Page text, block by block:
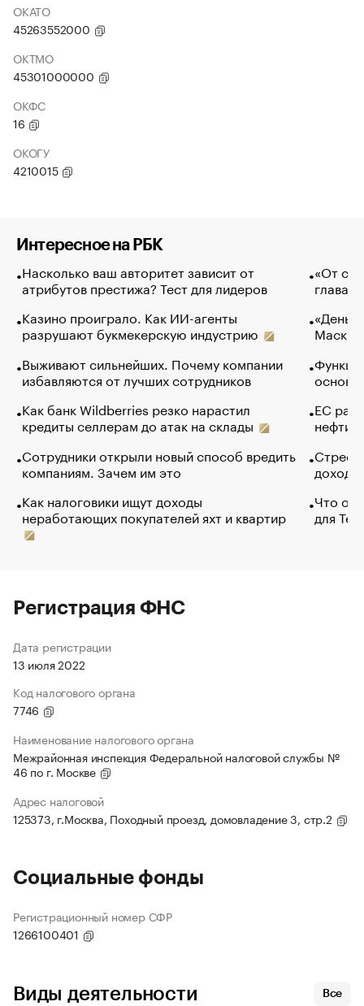
ОКАТО
45263552000
ОКТМО
45301000000
ОКФС
16
ОКОГУ
4210015
Интересное на РБК
Насколько ваш авторитет зависит от
атрибутов престижа? Тест для лидеров
Казино проиграло. Как ИИ-агенты
разрушают букмекерскую индустрию
Выживают сильнейших. Почему компании
избавляются от лучших сотрудников
Как банк Wildberries резко нарастил
кредиты селлерам до атак на склады
Сотрудники открыли новый способ вредить
компаниям. Зачем им это
Как налоговики ищут доходы
неработающих покупателей яхт и квартир
«От
глава
Маск в
основ
ЕС
нефти
Что
для
Регистрация ФНС
Дата регистрации
13 июля 2022
Код налогового органа
7746
Наименование налогового органа
Межрайонная инспекция Федеральной налоговой службы №
46 по г. Москве
Адрес налоговой
125373, г.Москва, Походный проезд, домовладение 3, стр.2
Социальные фонды
Регистрационный номер СФР
1266100401
Виды деятельности Все